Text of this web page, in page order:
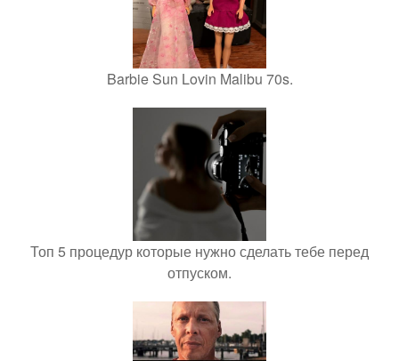
Barbie Sun Lovin Malibu 70s.
Топ 5 процедур которые нужно сделать тебе перед
отпуском.